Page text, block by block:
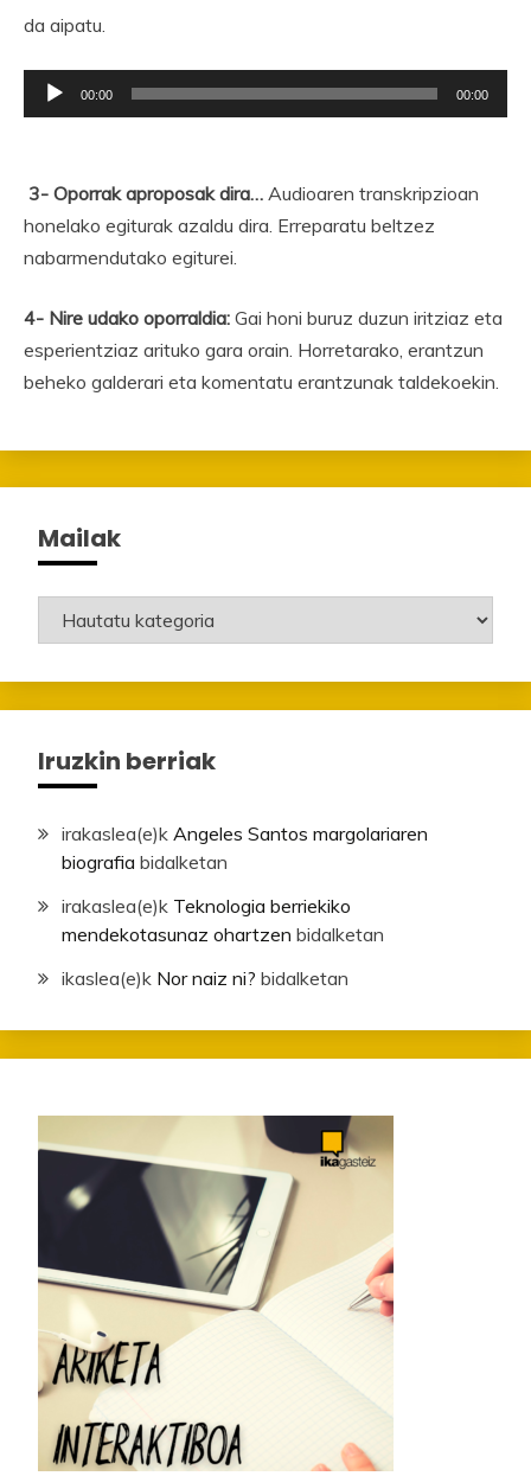
da aipatu.
Soinu
erreproduzigailua
00:00 00:00
3- Oporrak aproposak dira… Audioaren transkripzioan
honelako egiturak azaldu dira. Erreparatu beltzez
nabarmendutako egiturei.
4- Nire udako oporraldia: Gai honi buruz duzun iritziaz eta
esperientziaz arituko gara orain. Horretarako, erantzun
beheko galderari eta komentatu erantzunak taldekoekin.
Mailak
Mailak
Iruzkin berriak
irakaslea(e)k Angeles Santos margolariaren
biografia bidalketan
irakaslea(e)k Teknologia berriekiko
mendekotasunaz ohartzen bidalketan
ikaslea(e)k Nor naiz ni? bidalketan